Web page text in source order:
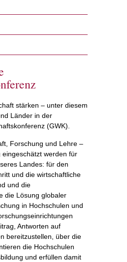
stärken – unter diesem
Länder in der
(GWK).
Forschung und Lehre –
werden für
Landes: für den
und die wirtschaftliche
und die
die Lösung globaler
in Hochschulen und
Antworten auf
bereitzustellen, über die
die Hochschulen
und erfüllen damit